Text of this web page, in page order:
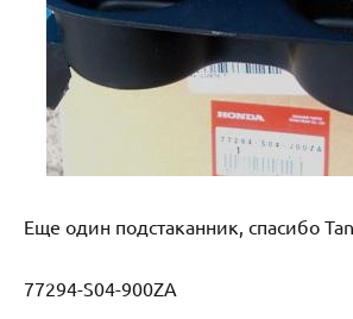
Еще один подстаканник, спасибо
77294-S04-900ZA